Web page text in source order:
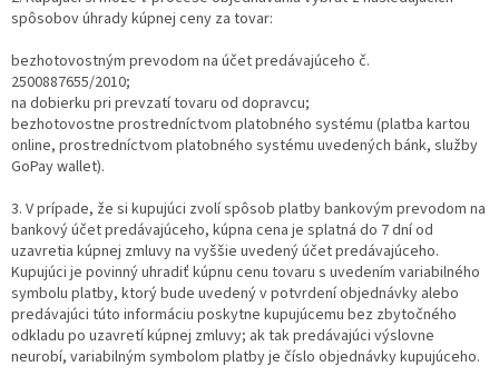
spôsobov úhrady kúpnej ceny za tovar:
bezhotovostným prevodom na účet predávajúceho č.
2500887655/2010;
na dobierku pri prevzatí tovaru od dopravcu;
bezhotovostne prostredníctvom platobného systému (platba kartou
online, prostredníctvom platobného systému uvedených bánk, služby
GoPay wallet).
3. V prípade, že si kupujúci zvolí spôsob platby bankovým prevodom na
bankový účet predávajúceho, kúpna cena je splatná do 7 dní od
uzavretia kúpnej zmluvy na vyššie uvedený účet predávajúceho.
Kupujúci je povinný uhradiť kúpnu cenu tovaru s uvedením variabilného
symbolu platby, ktorý bude uvedený v potvrdení objednávky alebo
predávajúci túto informáciu poskytne kupujúcemu bez zbytočného
odkladu po uzavretí kúpnej zmluvy; ak tak predávajúci výslovne
neurobí, variabilným symbolom platby je číslo objednávky kupujúceho.